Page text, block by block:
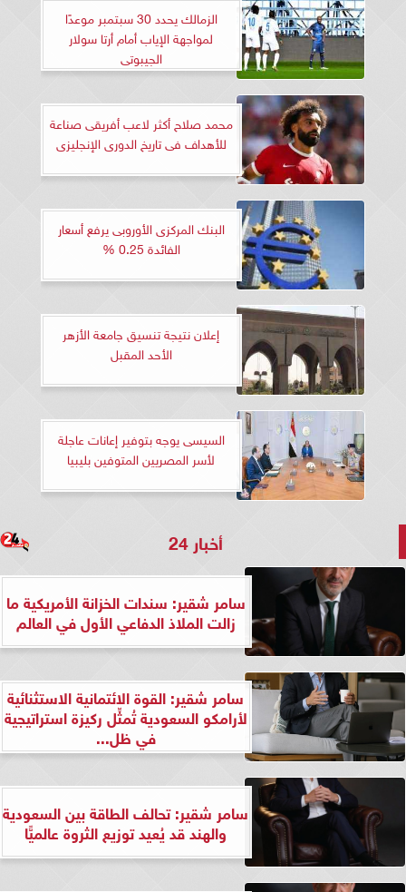
الزمالك يحدد 30 سبتمبر موعدًا
لمواجهة الإياب أمام أرتا سولار
الجيبوتى
محمد صلاح أكثر لاعب أفريقى صناعة
للأهداف فى تاريخ الدورى الإنجليزى
البنك المركزى الأوروبى يرفع أسعار
الفائدة 0.25 %
إعلان نتيجة تنسيق جامعة الأزهر
الأحد المقبل
السيسى يوجه بتوفير إعانات عاجلة
لأسر المصريين المتوفين بليبيا
أخبار 24
سامر شقير: سندات الخزانة الأمريكية ما
زالت الملاذ الدفاعي الأول في العالم
سامر شقير: القوة الائتمانية الاستثنائية
لأرامكو السعودية تُمثِّل ركيزة استراتيجية
في ظل...
سامر شقير: تحالف الطاقة بين السعودية
والهند قد يُعيد توزيع الثروة عالميًّا